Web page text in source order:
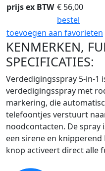
prijs ex BTW € 56,00
bestel
toevoegen aan favorieten
KENMERKEN,
SPECIFICATIES:
Verdedigingsspray 5-in-1
verdedigingsspray met
markering, die
telefoontjes verstuurt
noodcontacten. De
een sirene en knipperend
knop activeert direct alle